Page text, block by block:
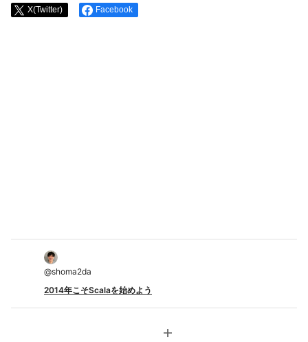
X(Twitter) Facebook
@shoma2da
2014年こそScalaを始めよう
add